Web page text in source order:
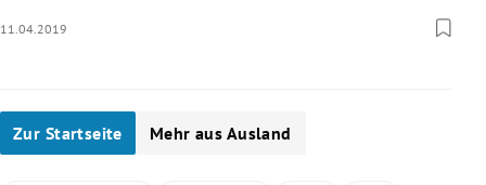
11.04.2019
Zur Startseite Mehr aus Ausland